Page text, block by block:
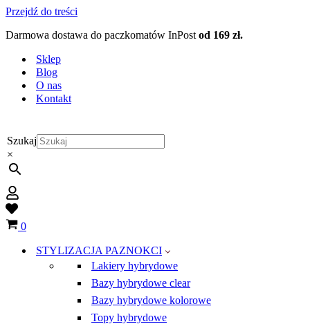
Przejdź do treści
Darmowa dostawa do paczkomatów InPost od 169 zł.
Sklep
Blog
O nas
Kontakt
Szukaj
×
Wish
listKoszyk
0
STYLIZACJA PAZNOKCI
Lakiery hybrydowe
Bazy hybrydowe clear
Bazy hybrydowe kolorowe
Topy hybrydowe